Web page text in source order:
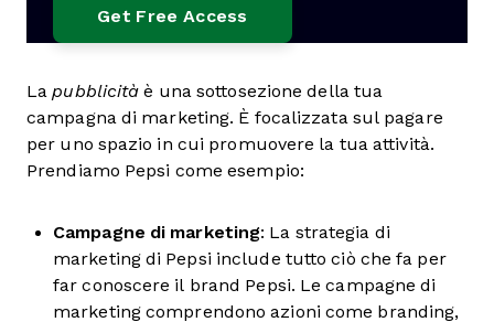
Lapubblicità è una sottosezione della tua
campagna di marketing. È focalizzata sul pagare
per uno spazio in cui promuovere la tua attività.
Prendiamo Pepsi come esempio:
Campagne di marketing: La strategia di
marketing di Pepsi include tutto ciò che fa per
far conoscere il brand Pepsi. Le campagne di
marketing comprendono azioni come branding,